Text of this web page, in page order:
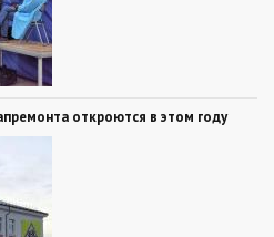
откроются в этом году